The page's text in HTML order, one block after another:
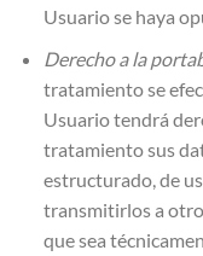
Usuario se haya
Derecho a la
tratamiento se
Usuario tendrá
tratamiento sus
estructurado, de
transmitirlos a
que sea